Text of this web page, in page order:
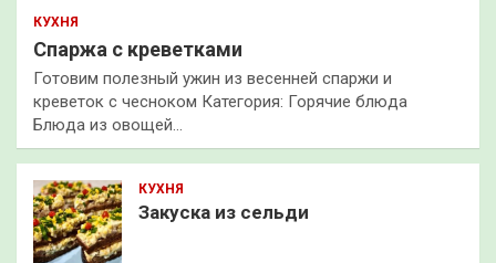
КУХНЯ
Спаржа с креветками
Готовим полезный ужин из весенней спаржи и
креветок с чесноком Категория: Горячие блюда
Блюда из овощей…
КУХНЯ
Закуска из сельди